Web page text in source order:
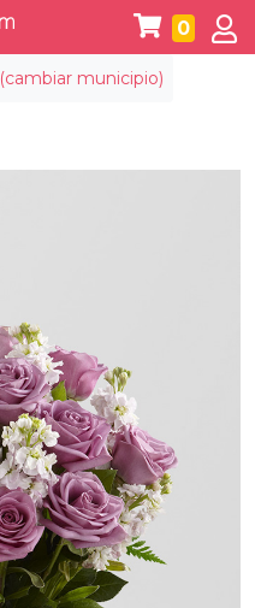
(cambiar municipio)
0